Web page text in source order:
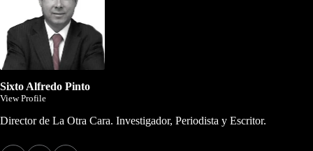
Sixto Alfredo Pinto
View Profile
Director de La Otra Cara. Investigador, Periodista y Escritor.